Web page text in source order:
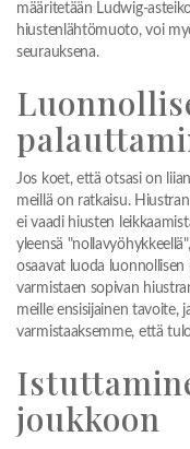
määritetään Ludwig-
hiustenlähtömuoto, voi
seurauksena.
Jos koet, että otsasi on
meillä on ratkaisu.
ei vaadi hiusten
yleensä
osaavat luoda luonnollisen
varmistaen sopivan
meille ensisijainen tavoite,
varmistaaksemme, että
joukkoon